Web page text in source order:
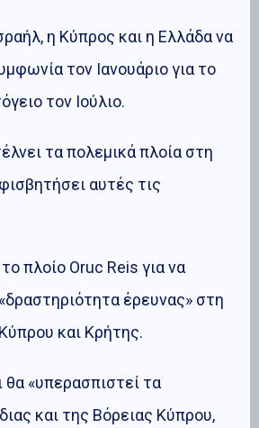
η Κύπρος και η Ελλάδα να
τον Ιανουάριο για το
τον Ιούλιο.
τα πολεμικά πλοία στη
αυτές τις
πλοίο Oruc Reis για να
έρευνας» στη
και Κρήτης.
θα «υπερασπιστεί τα
και της Βόρειας Κύπρου,